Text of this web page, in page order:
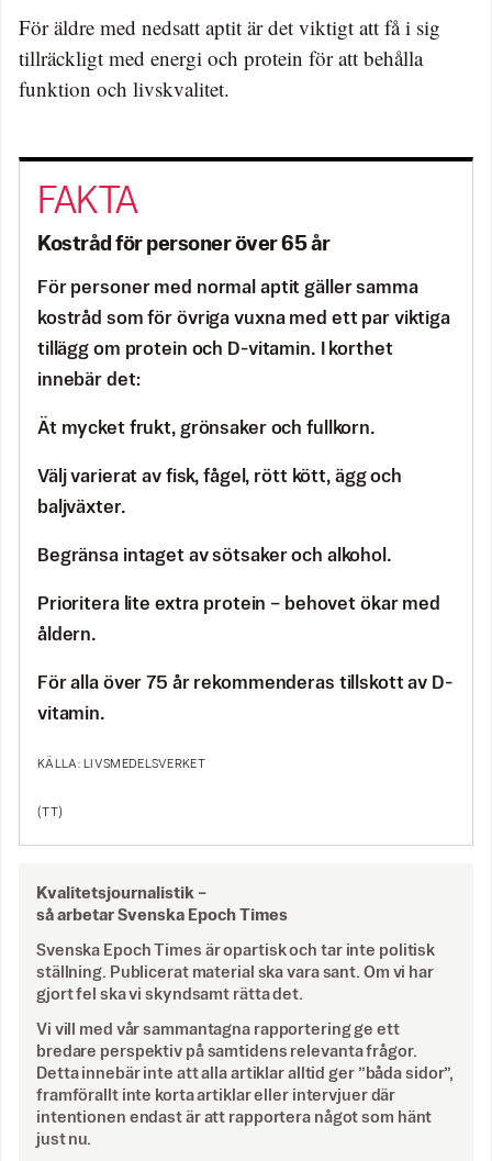
För äldre med nedsatt aptit är det viktigt att få i sig
tillräckligt med energi och protein för att behålla
funktion och livskvalitet.
Kostråd för personer över 65 år
För personer med normal aptit gäller samma
kostråd som för övriga vuxna med ett par viktiga
tillägg om protein och D-vitamin. I korthet
innebär det:
Ät mycket frukt, grönsaker och fullkorn.
Välj varierat av fisk, fågel, rött kött, ägg och
baljväxter.
Begränsa intaget av sötsaker och alkohol.
Prioritera lite extra protein – behovet ökar med
åldern.
För alla över 75 år rekommenderas tillskott av D-
vitamin.
KÄLLA: LIVSMEDELSVERKET
(TT)
Kvalitetsjournalistik –
så arbetar Svenska Epoch Times
Svenska Epoch Times är opartisk och tar inte politisk
ställning. Publicerat material ska vara sant. Om vi har
gjort fel ska vi skyndsamt rätta det.
Vi vill med vår sammantagna rapportering ge ett
bredare perspektiv på samtidens relevanta frågor.
Detta innebär inte att alla artiklar alltid ger ”båda sidor”,
framförallt inte korta artiklar eller intervjuer där
intentionen endast är att rapportera något som hänt
just nu.